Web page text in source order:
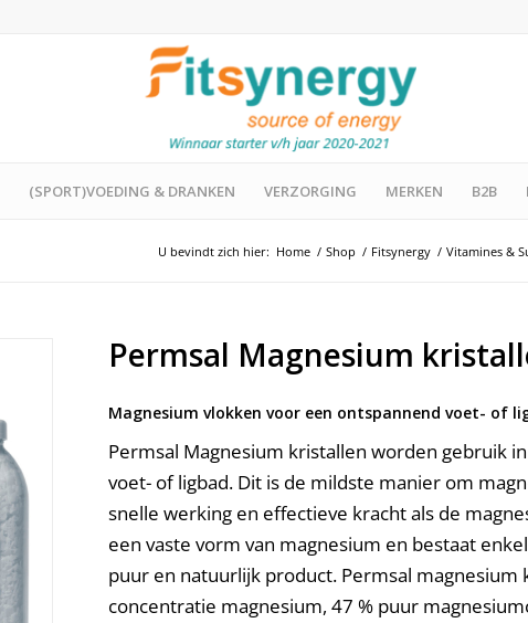
(SPORT)VOEDING & DRANKEN VERZORGING MERKEN B2B
U bevindt zich hier: Home / Shop / Fitsynergy / Vitamines &
Permsal Magnesium
Magnesium vlokken voor een ontspannend voet- of
Permsal Magnesium kristallen worden gebruik
voet- of ligbad. Dit is de mildste manier om
snelle werking en effectieve kracht als de
een vaste vorm van magnesium en bestaat
puur en natuurlijk product. Permsal
concentratie magnesium, 47 % puur